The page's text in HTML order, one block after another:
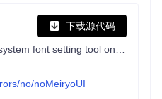
下载源代码
no/noMeiryoUI